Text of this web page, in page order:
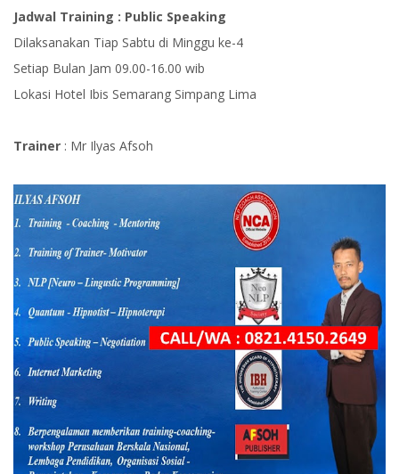
Jadwal Training : Public Speaking
Dilaksanakan Tiap Sabtu di Minggu ke-4
Setiap Bulan Jam 09.00-16.00 wib
Lokasi Hotel Ibis Semarang Simpang Lima
Trainer : Mr Ilyas Afsoh